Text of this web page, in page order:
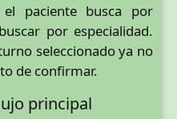
paciente busca por
por especialidad.
seleccionado ya no
de confirmar.
principal